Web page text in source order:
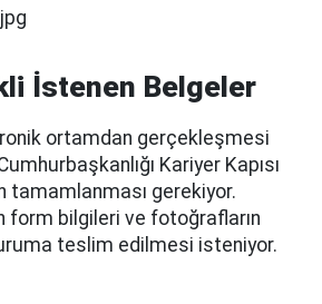
İstenen Belgeler
ortamdan gerçekleşmesi
Kariyer Kapısı
tamamlanması gerekiyor.
form bilgileri ve fotoğrafların
teslim edilmesi isteniyor.